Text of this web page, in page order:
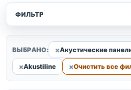
ФИЛЬТР
ВЫБРАНО: Акустические
Akustiline Очистить все